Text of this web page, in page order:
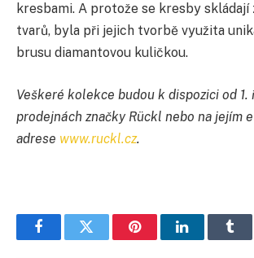
kresbami. A protože se kresby
tvarů, byla při jejich tvorbě využita
brusu diamantovou kuličkou.
Veškeré kolekce budou k dispozici od 1.
prodejnách značky Rückl nebo na jejím
adrese www.ruckl.cz.
FacebookTwitter PinterestLinkedIn